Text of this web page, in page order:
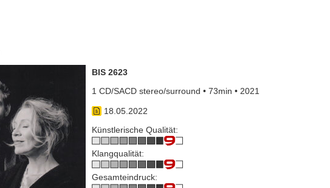
BIS 2623
1 CD/SACD stereo/surround • 73min • 2021
18.05.2022
Künstlerische Qualität:
Klangqualität:
Gesamteindruck: